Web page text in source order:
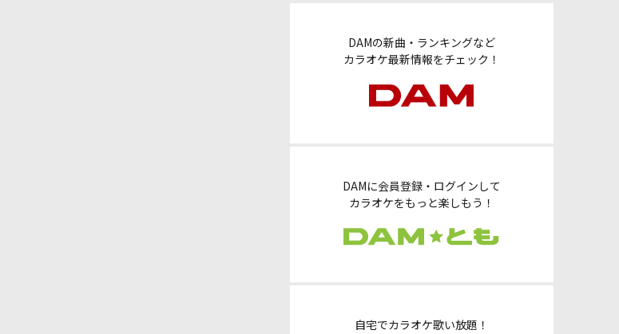
DAMの新曲・ランキングなど
カラオケ最新情報をチェック！
DAMに会員登録・ログインして
カラオケをもっと楽しもう！
自宅でカラオケ歌い放題！